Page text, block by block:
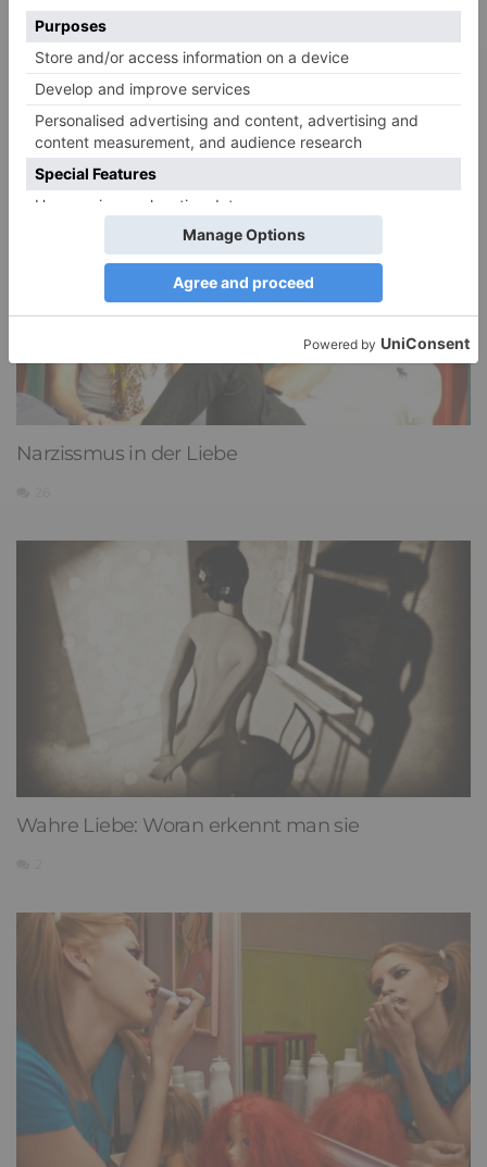
DIE BELIEBTESTEN ARTIKEL
Narzissmus in der Liebe
Wahre Liebe: Woran erkennt man sie